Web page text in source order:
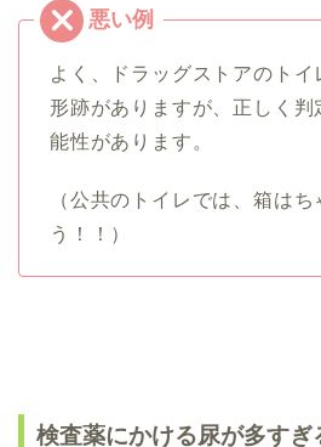
よく、ドラッグストアのトイ
形跡がありますが、正しく
能性があります。
（公共のトイレでは、箱は
う！！）
検査薬にかける尿が多すぎ